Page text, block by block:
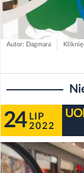
Autor: Dagmara
24 LIP
2022